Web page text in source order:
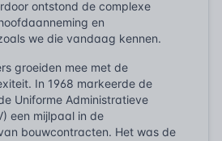
ontstond de complexe
en
we die vandaag kennen.
groeiden mee met de
In 1968 markeerde de
Uniforme Administratieve
een mijlpaal in de
bouwcontracten. Het was de